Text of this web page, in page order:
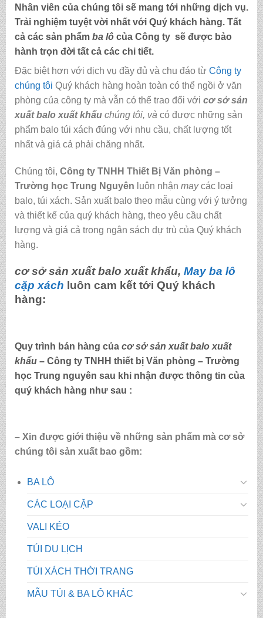
Nhân viên của chúng tôi sẽ mang tới những dịch vụ.
Trải nghiệm tuyệt vời nhất với Quý khách hàng. Tất
cả các sản phẩmba lô của Công ty sẽ được bảo
hành trọn đời tất cả các chi tiết.
Đặc biệt hơn với dịch vụ đầy đủ và chu đáo từ Công ty
chúng tôi Quý khách hàng hoàn toàn có thể ngồi ở văn
phòng của công ty mà vẫn có thể trao đổi với cơ sở sản
xuất balo xuất khẩu chúng tôi, và có được những sản
phẩm balo túi xách đúng với nhu cầu, chất lượng tốt
nhất và giá cả phải chăng nhất.
Chúng tôi, Công ty TNHH Thiết Bị Văn phòng –
Trường học Trung Nguyên luôn nhận maycác loại
balo, túi xách. Sản xuất balo theo mẫu cùng với ý tưởng
và thiết kế của quý khách hàng, theo yêu cầu chất
lượng và giá cả trong ngân sách dự trù của Quý khách
hàng.
cơ sở sản xuất balo xuất khẩu, May ba lô
cặp xách luôn cam kết tới Quý khách
hàng:
Quy trình bán hàng của cơ sở sản xuất balo xuất
khẩu – Công ty TNHH thiết bị Văn phòng – Trường
học Trung nguyên sau khi nhận được thông tin của
quý khách hàng như sau :
– Xin được giới thiệu về những sản phẩm mà cơ sở
chúng tôi sản xuất bao gồm:
BA LÔ
CÁC LOẠI CẶP
VALI KÉO
TÚI DU LỊCH
TÚI XÁCH THỜI TRANG
MẪU TÚI & BA LÔ KHÁC